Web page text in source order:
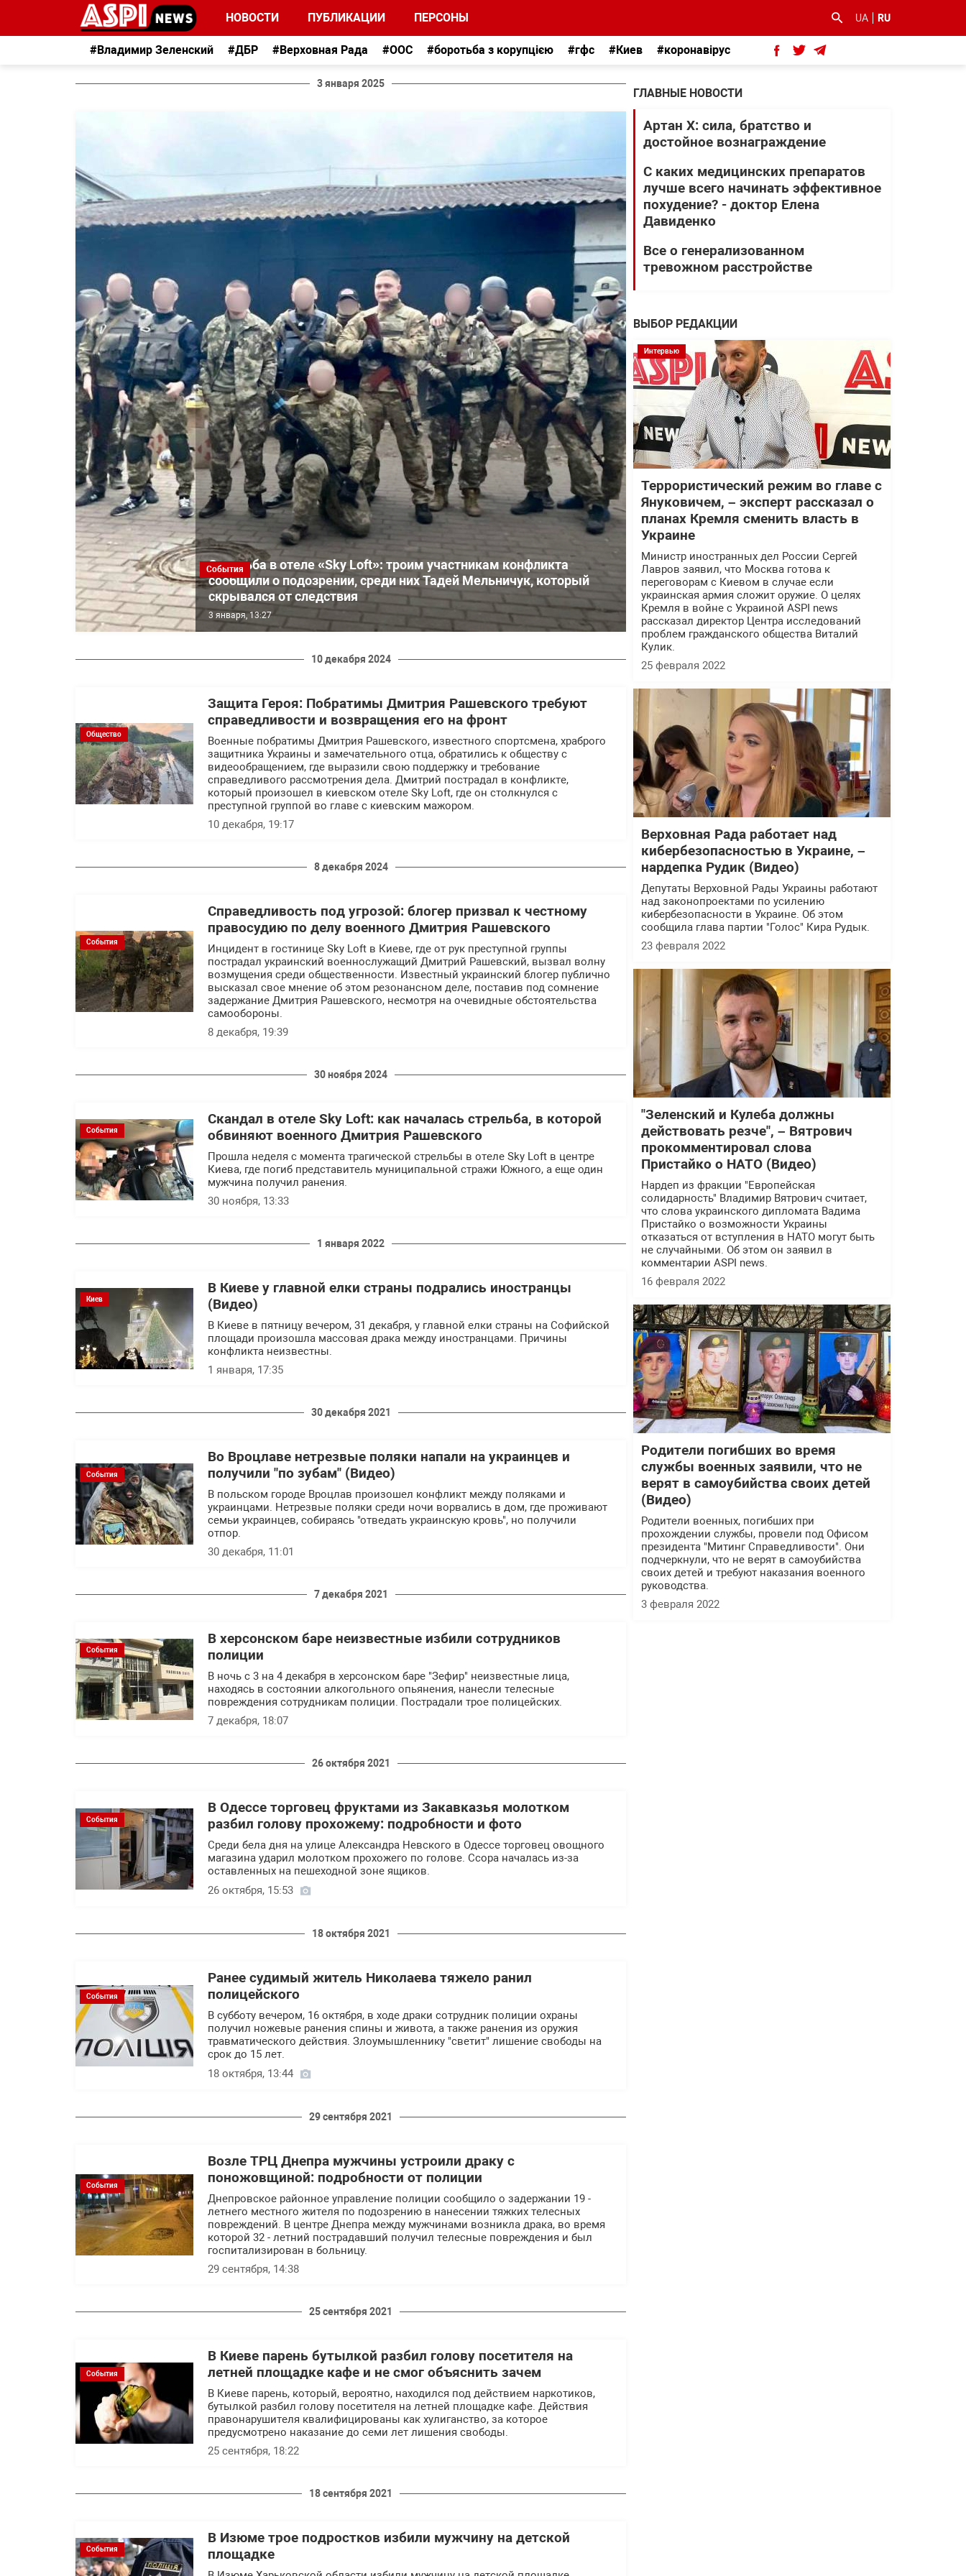
НОВОСТИ ПУБЛИКАЦИИ ПЕРСОНЫ UA RU
#Владимир Зеленский #ДБР #Верховная Рада #ООС #боротьба з корупцією #гфс #Киев #коронавірус
3 января 2025
События
Стрельба в отеле «Sky Loft»: троим участникам конфликта
сообщили о подозрении, среди них Тадей Мельничук, который
скрывался от следствия
3 января, 13:27
10 декабря 2024
Общество
Защита Героя: Побратимы Дмитрия Рашевского требуют
справедливости и возвращения его на фронт
Военные побратимы Дмитрия Рашевского, известного спортсмена, храброго
защитника Украины и замечательного отца, обратились к обществу с
видеообращением, где выразили свою поддержку и требование
справедливого рассмотрения дела. Дмитрий пострадал в конфликте,
который произошел в киевском отеле Sky Loft, где он столкнулся с
преступной группой во главе с киевским мажором.
10 декабря, 19:17
8 декабря 2024
События
Справедливость под угрозой: блогер призвал к честному
правосудию по делу военного Дмитрия Рашевского
Инцидент в гостинице Sky Loft в Киеве, где от рук преступной группы
пострадал украинский военнослужащий Дмитрий Рашевский, вызвал волну
возмущения среди общественности. Известный украинский блогер публично
высказал свое мнение об этом резонансном деле, поставив под сомнение
задержание Дмитрия Рашевского, несмотря на очевидные обстоятельства
самообороны.
8 декабря, 19:39
30 ноября 2024
События
Скандал в отеле Sky Loft: как началась стрельба, в которой
обвиняют военного Дмитрия Рашевского
Прошла неделя с момента трагической стрельбы в отеле Sky Loft в центре
Киева, где погиб представитель муниципальной стражи Южного, а еще один
мужчина получил ранения.
30 ноября, 13:33
1 января 2022
Киев
В Киеве у главной елки страны подрались иностранцы
(Видео)
В Киеве в пятницу вечером, 31 декабря, у главной елки страны на Софийской
площади произошла массовая драка между иностранцами. Причины
конфликта неизвестны.
1 января, 17:35
30 декабря 2021
События
Во Вроцлаве нетрезвые поляки напали на украинцев и
получили "по зубам" (Видео)
В польском городе Вроцлав произошел конфликт между поляками и
украинцами. Нетрезвые поляки среди ночи ворвались в дом, где проживают
семьи украинцев, собираясь "отведать украинскую кровь", но получили
отпор.
30 декабря, 11:01
7 декабря 2021
События
В херсонском баре неизвестные избили сотрудников
полиции
В ночь с 3 на 4 декабря в херсонском баре "Зефир" неизвестные лица,
находясь в состоянии алкогольного опьянения, нанесли телесные
повреждения сотрудникам полиции. Пострадали трое полицейских.
7 декабря, 18:07
26 октября 2021
События
В Одессе торговец фруктами из Закавказья молотком
разбил голову прохожему: подробности и фото
Среди бела дня на улице Александра Невского в Одессе торговец овощного
магазина ударил молотком прохожего по голове. Ссора началась из-за
оставленных на пешеходной зоне ящиков.
26 октября, 15:53
18 октября 2021
События
Ранее судимый житель Николаева тяжело ранил
полицейского
В субботу вечером, 16 октября, в ходе драки сотрудник полиции охраны
получил ножевые ранения спины и живота, а также ранения из оружия
травматического действия. Злоумышленнику "светит" лишение свободы на
срок до 15 лет.
18 октября, 13:44
29 сентября 2021
События
Возле ТРЦ Днепра мужчины устроили драку с
поножовщиной: подробности от полиции
Днепровское районное управление полиции сообщило о задержании 19 -
летнего местного жителя по подозрению в нанесении тяжких телесных
повреждений. В центре Днепра между мужчинами возникла драка, во время
которой 32 - летний пострадавший получил телесные повреждения и был
госпитализирован в больницу.
29 сентября, 14:38
25 сентября 2021
События
В Киеве парень бутылкой разбил голову посетителя на
летней площадке кафе и не смог объяснить зачем
В Киеве парень, который, вероятно, находился под действием наркотиков,
бутылкой разбил голову посетителя на летней площадке кафе. Действия
правонарушителя квалифицированы как хулиганство, за которое
предусмотрено наказание до семи лет лишения свободы.
25 сентября, 18:22
18 сентября 2021
События
В Изюме трое подростков избили мужчину на детской
площадке
ГЛАВНЫЕ НОВОСТИ
Артан Х: сила, братство и
достойное вознаграждение
С каких медицинских препаратов
лучше всего начинать эффективное
похудение? - доктор Елена
Давиденко
Все о генерализованном
тревожном расстройстве
ВЫБОР РЕДАКЦИИ
Интервью
Террористический режим во главе с
Януковичем, – эксперт рассказал о
планах Кремля сменить власть в
Украине
Министр иностранных дел России Сергей
Лавров заявил, что Москва готова к
переговорам с Киевом в случае если
украинская армия сложит оружие. О целях
Кремля в войне с Украиной ASPI news
рассказал директор Центра исследований
проблем гражданского общества Виталий
Кулик.
25 февраля 2022
Верховная Рада работает над
кибербезопасностью в Украине, –
нардепка Рудик (Видео)
Депутаты Верховной Рады Украины работают
над законопроектами по усилению
кибербезопасности в Украине. Об этом
сообщила глава партии "Голос" Кира Рудык.
23 февраля 2022
"Зеленский и Кулеба должны
действовать резче", – Вятрович
прокомментировал слова
Пристайко о НАТО (Видео)
Нардеп из фракции "Европейская
солидарность" Владимир Вятрович считает,
что слова украинского дипломата Вадима
Пристайко о возможности Украины
отказаться от вступления в НАТО могут быть
не случайными. Об этом он заявил в
комментарии ASPI news.
16 февраля 2022
Родители погибших во время
службы военных заявили, что не
верят в самоубийства своих детей
(Видео)
Родители военных, погибших при
прохождении службы, провели под Офисом
президента "Митинг Справедливости". Они
подчеркнули, что не верят в самоубийства
своих детей и требуют наказания военного
руководства.
3 февраля 2022